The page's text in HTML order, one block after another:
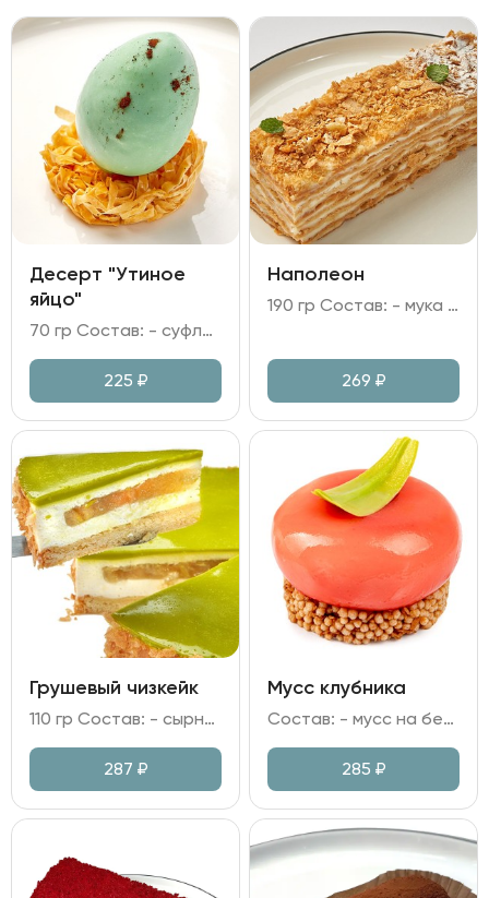
Десерт "Утиное
яйцо"
70 гр Состав: - суфле "птичье молоко"; - желток из облепихи; - глазурь из белого шоколада и какао; - тесто Фило; - сахар; краситель; сахарный сироп.
225 ₽
Наполеон
190 гр Состав: - мука пшеничная; - масло сливочное; - яйцо куриное; - сахар; соль; уксус; молоко; сливки; - паста ванильная; крахмал кукурузный.
269 ₽
Грушевый чизкейк
110 гр Состав: - сырно-сливочный мусс; - джем грушевый; соленая карамель; - яйцо куриное; сливочное масло; - желатиновая масса; краситель; - песочная основа.
287 ₽
Мусс клубника
Состав: - мусс на белом шоколаде и сливках с начинкой из компоте клубники; - основа из молочного шоколада и рисовых шариков; - глазурью на основе клубничного пюре.
285 ₽